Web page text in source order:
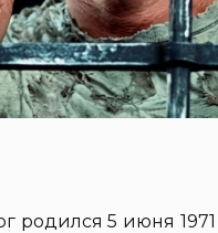
родился 5 июня